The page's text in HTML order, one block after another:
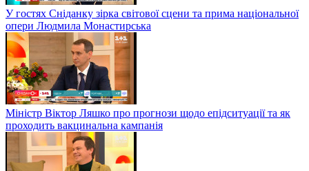
У гостях Сніданку зірка світової сцени та прима національної
опери Людмила Монастирська
Міністр Віктор Ляшко про прогнози щодо епідситуації та як
проходить вакцинальна кампанія